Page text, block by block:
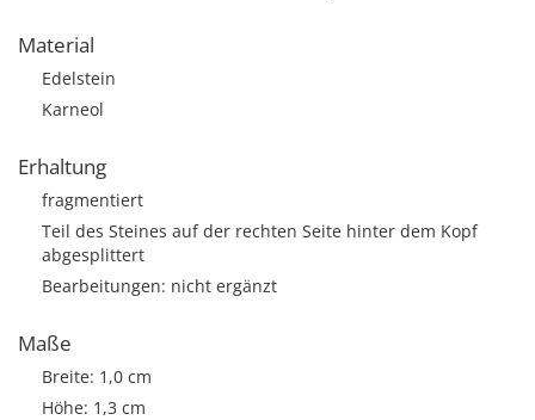
Material
Edelstein
Karneol
Erhaltung
fragmentiert
Teil des Steines auf der rechten Seite hinter dem Kopf
abgesplittert
Bearbeitungen: nicht ergänzt
Maße
Breite: 1,0 cm
Höhe: 1,3 cm